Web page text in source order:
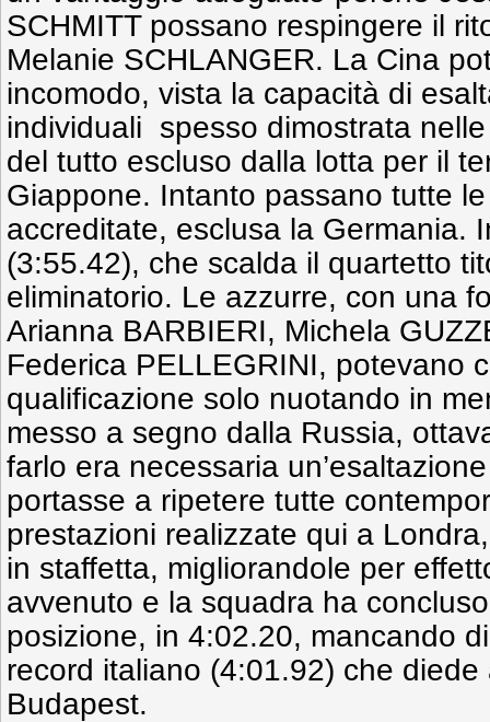
SCHMITT possano respingere il
Melanie SCHLANGER. La Cina
incomodo, vista la capacità di
individuali spesso dimostrata
del tutto escluso dalla lotta per il
Giappone. Intanto passano tutte
accreditate, esclusa la Germania.
(3:55.42), che scalda il quartetto
eliminatorio. Le azzurre, con una
Arianna BARBIERI, Michela
Federica PELLEGRINI, potevano
qualificazione solo nuotando in
messo a segno dalla Russia,
farlo era necessaria
portasse a ripetere tutte
prestazioni realizzate qui a
in staffetta, migliorandole per
avvenuto e la squadra ha
posizione, in 4:02.20, mancando
record italiano (4:01.92) che diede
Budapest.